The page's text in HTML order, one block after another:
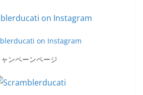
on Instagram
ンペーンページ